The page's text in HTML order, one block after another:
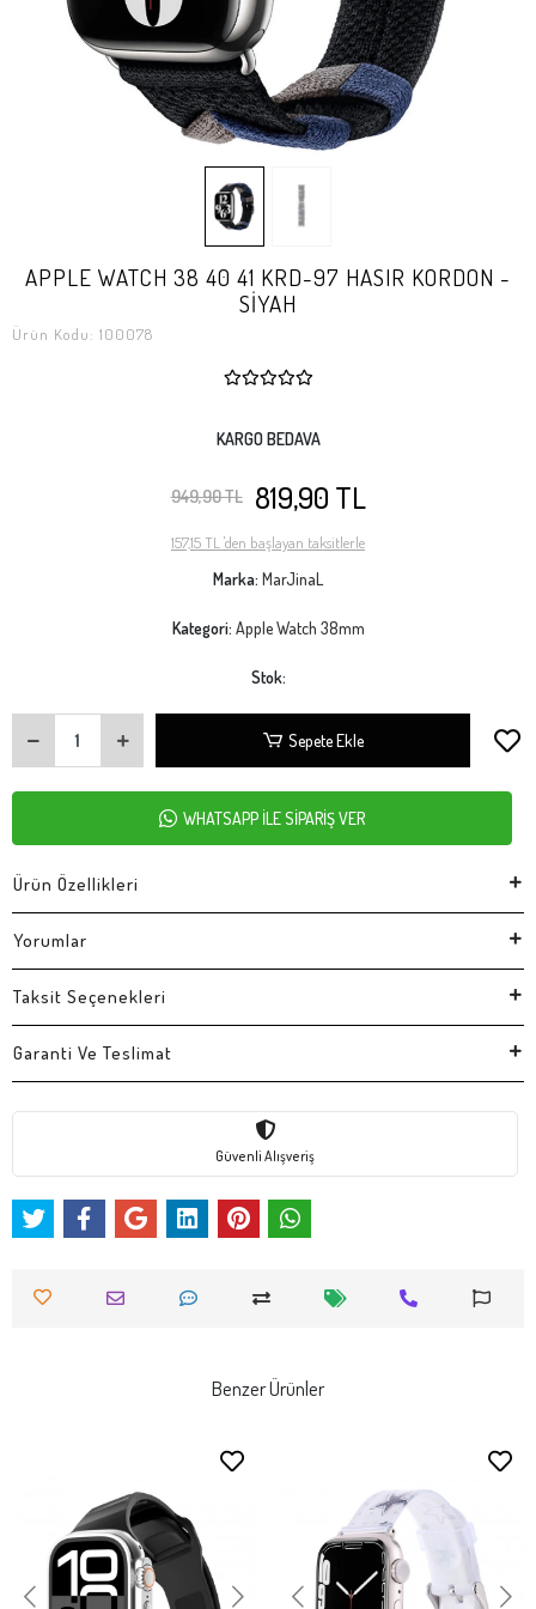
APPLE WATCH 38 40 41 KRD-97 HASIR KORDON -
SİYAH
Ürün Kodu: 100078
KARGO BEDAVA
949,90 TL 819,90 TL
157,15 TL 'den başlayan taksitlerle
Marka: MarJinaL
Kategori: Apple Watch 38mm
Stok:
Sepete Ekle
WHATSAPP İLE SİPARİŞ VER
Ürün Özellikleri
Yorumlar
Taksit Seçenekleri
Garanti Ve Teslimat
Güvenli Alışveriş
Benzer Ürünler